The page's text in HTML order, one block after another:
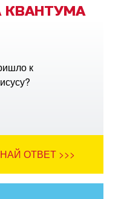
КВАНТУМА
к
ОТВЕТ >>>